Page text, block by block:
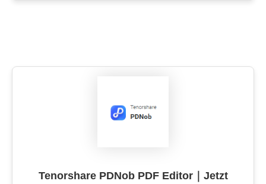
Tenorshare PDNob PDF Editor｜Jetzt